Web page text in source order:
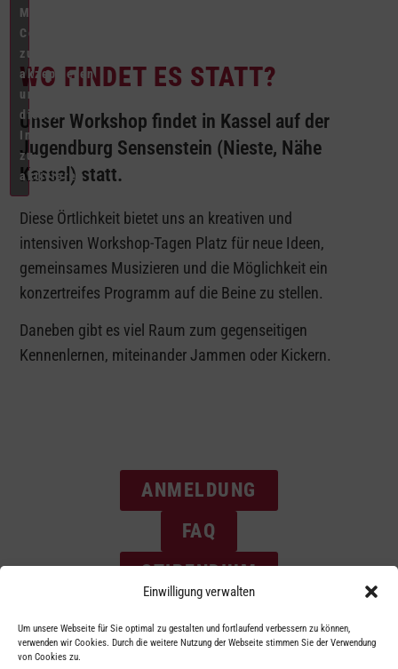
Einwilligung verwalten
Um unsere Webseite für Sie optimal zu gestalten und fortlaufend verbessern zu können,
verwenden wir Cookies. Durch die weitere Nutzung der Webseite stimmen Sie der Verwendung
von Cookies zu.
Marketing-
Cookies
zu
akzeptieren
und
diesen
Inhalt
zu
aktivieren
WO FINDET ES STATT?
Unser Workshop findet in Kassel auf der
Jugendburg Sensenstein (Nieste, Nähe
Kassel) statt.
Diese Örtlichkeit bietet uns an kreativen und
intensiven Workshop-Tagen Platz für neue Ideen,
gemeinsames Musizieren und die Möglichkeit ein
konzertreifes Programm auf die Beine zu stellen.
Daneben gibt es viel Raum zum gegenseitigen
Kennenlernen, miteinander Jammen oder Kickern.
ANMELDUNG
FAQ
STIPENDIUM